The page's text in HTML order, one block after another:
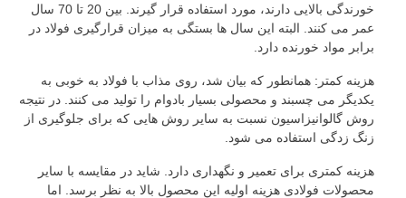
خورندگی بالایی دارند، مورد استفاده قرار گیرند. بین 20 تا 70 سال
عمر می کنند. البته این سال ها بستگی به میزان قرارگیری فولاد در
برابر مواد خورنده دارد.
هزینه کمتر: همانطور که بیان شد، روی مذاب با فولاد به خوبی به
یکدیگر می چسبند و محصولی بسیار بادوام را تولید می کنند. در نتیجه
روش گالوانیزاسیون نسبت به سایر روش هایی که برای جلوگیری از
زنگ زدگی استفاده می شود.
هزینه کمتری برای تعمیر و نگهداری دارد. شاید در مقایسه با سایر
محصولات فولادی هزینه اولیه این محصول بالا به نظر برسد. اما